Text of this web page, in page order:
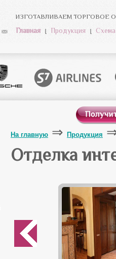
ИЗГОТАВЛИВАЕМ ТОРГОВОЕ
Главная Продукция
На главную Продукция
Отделка